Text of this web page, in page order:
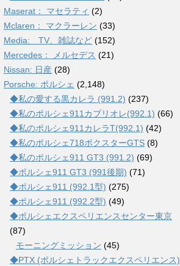
Maserat： マセラティ (2)
Mclaren： マクラーレン (33)
Media: TV、雑誌など (152)
Mercedes： メルセデス (21)
Nissan: 日産 (28)
Porsche: ポルシェ (2,148)
◆私の愛する黒カレラ (991.2) (237)
◆私のポルシェ911カブリオレ(992.1) (66)
◆私のポルシェ911カレラT(992.1) (42)
◆私のポルシェ718ボクスターGTS (8)
◆私のポルシェ911 GT3 (991.2) (69)
◆ポルシェ911 GT3 (991後期) (71)
◆ポルシェ911 (992.1型) (275)
◆ポルシェ911 (992.2型) (49)
◆ポルシェエクスペリエンスセンター東京
(87)
モーニングミッション (45)
◆PTX (ポルシェトラックエクスペリエンス)